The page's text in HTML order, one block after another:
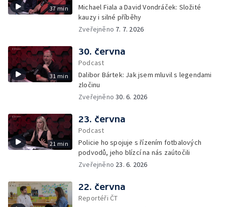
37 min
Michael Fiala a David Vondráček: Složité
kauzy i silné příběhy
Zveřejněno 7. 7. 2026
31 min
30. června
Podcast
Dalibor Bártek: Jak jsem mluvil s legendami
zločinu
Zveřejněno30. 6. 2026
21 min
23. června
Podcast
Policie ho spojuje s řízením fotbalových
podvodů, jeho blízcí na nás zaútočili
Zveřejněno 23. 6. 2026
22. června
Reportéři ČT